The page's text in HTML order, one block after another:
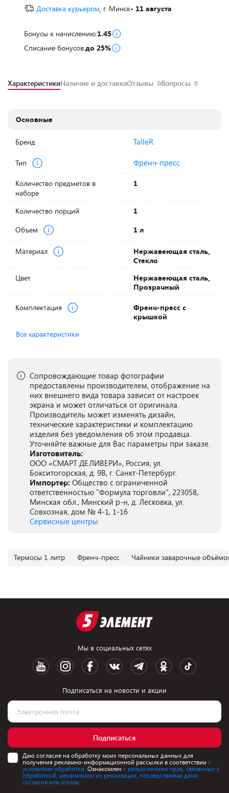
Доставка курьером, г. Минск- 11 августа
Бонусы к начислению:1.45
Списание бонусов:до 25%
ХарактеристикиНаличие и доставкаОтзывы 0Вопросы 0
Основные
Бренд TalleR
Тип Френч-пресс
Количество предметов в
наборе
1
Количество порций
1
Объем
1 л
Материал
Нержавеющая сталь,
Стекло
Цвет
Нержавеющая сталь,
Прозрачный
Комплектация
Френч-пресс с
крышкой
Все характеристики
Сопровождающие товар фотографии
предоставлены производителем, отображение на
них внешнего вида товара зависит от настроек
экрана и может отличаться от оригинала.
Производитель может изменять дизайн,
технические характеристики и комплектацию
изделия без уведомления об этом продавца.
Уточняйте важные для Вас параметры при заказе.
Изготовитель:
ООО «СМАРТ ДЕЛИВЕРИ», Россия, ул.
Бокситогорская, д. 9В, г. Санкт-Петербург.
Импортер: Общество с ограниченной
ответственностью "Формула торговли", 223058,
Минская обл., Минский р-н, д. Лесковка, ул.
Совхозная, дом № 4-1, 1-16
Сервисные центры
Термосы 1 литр Френч-пресс Чайники заварочные
Мы в социальных сетях
Подписаться на новости и акции
Подписаться
Даю согласие на обработку моих персональных данных для
получения рекламно-информационной рассылки в соответствии с
условиями обработки. Ознакомлен с разъяснением прав, связанных с
обработкой, механизмом их реализации, последствиями дачи
согласия или отказа.